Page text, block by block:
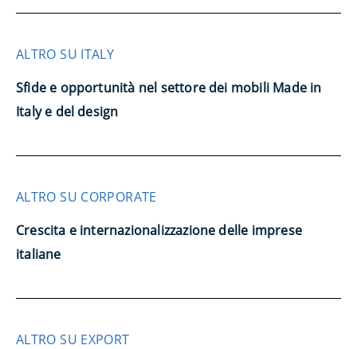
ALTRO SU ITALY
Sfide e opportunità nel settore dei mobili Made in
Italy e del design
ALTRO SU CORPORATE
Crescita e internazionalizzazione delle imprese
italiane
ALTRO SU EXPORT